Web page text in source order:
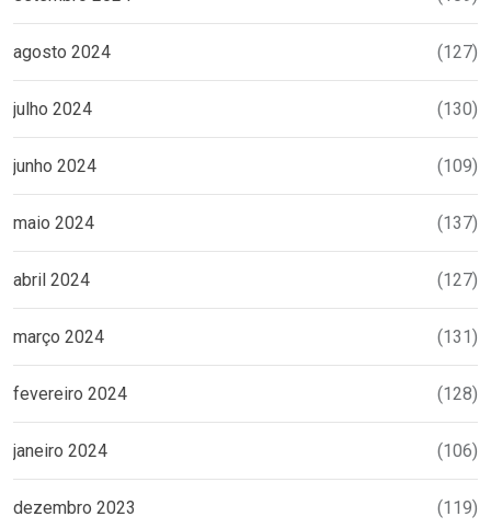
agosto 2024 (127)
julho 2024 (130)
junho 2024 (109)
maio 2024 (137)
abril 2024 (127)
março 2024 (131)
fevereiro 2024 (128)
janeiro 2024 (106)
dezembro 2023 (119)